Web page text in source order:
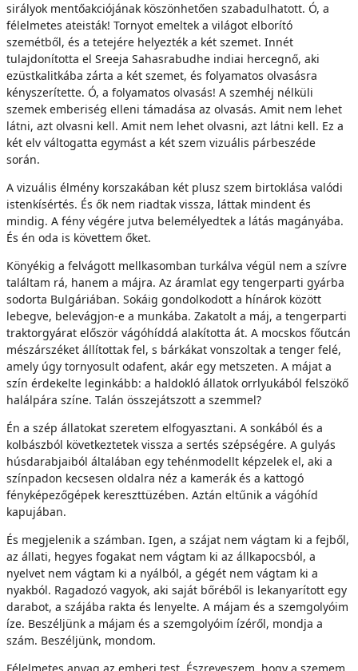
sirályok mentőakciójának köszönhetően szabadulhatott. Ó, a
félelmetes ateisták! Tornyot emeltek a világot elborító
szemétből, és a tetejére helyezték a két szemet. Innét
tulajdonította el Sreeja Sahasrabudhe indiai hercegnő, aki
ezüstkalitkába zárta a két szemet, és folyamatos olvasásra
kényszerítette. Ó, a folyamatos olvasás! A szemhéj nélküli
szemek emberiség elleni támadása az olvasás. Amit nem lehet
látni, azt olvasni kell. Amit nem lehet olvasni, azt látni kell. Ez a
két elv váltogatta egymást a két szem vizuális párbeszéde
során.
A vizuális élmény korszakában két plusz szem birtoklása valódi
istenkísértés. És ők nem riadtak vissza, láttak mindent és
mindig. A fény végére jutva belemélyedtek a látás magányába.
És én oda is követtem őket.
Könyékig a felvágott mellkasomban turkálva végül nem a szívre
találtam rá, hanem a májra. Az áramlat egy tengerparti gyárba
sodorta Bulgáriában. Sokáig gondolkodott a hínárok között
lebegve, belevágjon-e a munkába. Zakatolt a máj, a tengerparti
traktorgyárat először vágóhíddá alakította át. A mocskos főutcán
mészárszéket állítottak fel, s bárkákat vonszoltak a tenger felé,
amely úgy tornyosult odafent, akár egy metszeten. A májat a
szín érdekelte leginkább: a haldokló állatok orrlyukából felszökő
halálpára színe. Talán összejátszott a szemmel?
Én a szép állatokat szeretem elfogyasztani. A sonkából és a
kolbászból következtetek vissza a sertés szépségére. A gulyás
húsdarabjaiból általában egy tehénmodellt képzelek el, aki a
színpadon kecsesen oldalra néz a kamerák és a kattogó
fényképezőgépek kereszttüzében. Aztán eltűnik a vágóhíd
kapujában.
És megjelenik a számban. Igen, a szájat nem vágtam ki a fejből,
az állati, hegyes fogakat nem vágtam ki az állkapocsból, a
nyelvet nem vágtam ki a nyálból, a gégét nem vágtam ki a
nyakból. Ragadozó vagyok, aki saját bőréből is lekanyarított egy
darabot, a szájába rakta és lenyelte. A májam és a szemgolyóim
íze. Beszéljünk a májam és a szemgolyóim ízéről, mondja a
szám. Beszéljünk, mondom.